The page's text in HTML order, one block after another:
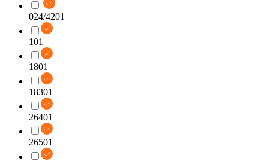
024/4201
101
1801
18301
26401
26501